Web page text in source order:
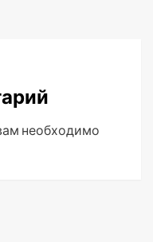
необходимо